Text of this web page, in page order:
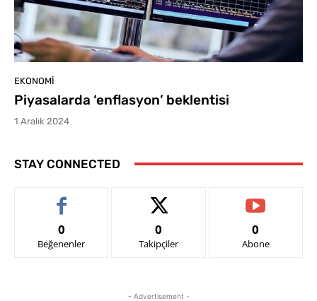
EKONOMI
Piyasalarda ‘enflasyon’ beklentisi
1 Aralık 2024
STAY CONNECTED
0
Beğenenler
0
Takipçiler
0
Abone
- Advertisement -